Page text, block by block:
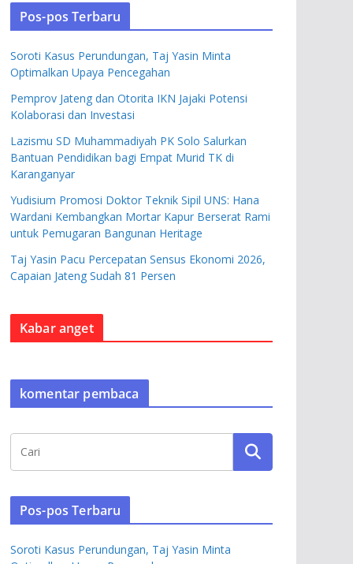
Pos-pos Terbaru
Soroti Kasus Perundungan, Taj Yasin Minta
Optimalkan Upaya Pencegahan
Pemprov Jateng dan Otorita IKN Jajaki Potensi
Kolaborasi dan Investasi
Lazismu SD Muhammadiyah PK Solo Salurkan
Bantuan Pendidikan bagi Empat Murid TK di
Karanganyar
Yudisium Promosi Doktor Teknik Sipil UNS: Hana
Wardani Kembangkan Mortar Kapur Berserat Rami
untuk Pemugaran Bangunan Heritage
Taj Yasin Pacu Percepatan Sensus Ekonomi 2026,
Capaian Jateng Sudah 81 Persen
Kabar anget
komentar pembaca
Pos-pos Terbaru
Soroti Kasus Perundungan, Taj Yasin Minta